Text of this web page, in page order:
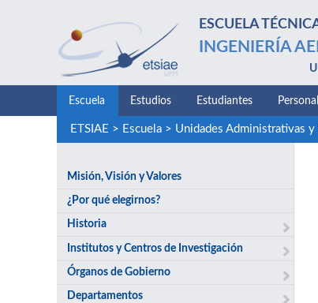
ESCUELA
INGENIERÍA
Escuela Estudios Estudiantes Personal
ETSIAE > Escuela> Unidades Administrativas
Misión, Visión y Valores
¿Por qué elegirnos?
Historia
Institutos y Centros de Investigación
Órganos de Gobierno
Departamentos